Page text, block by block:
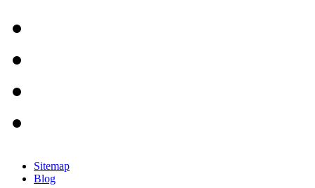
Sitemap
Blog